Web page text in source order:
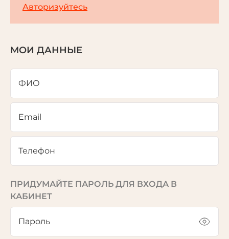
Авторизуйтесь
МОИ ДАННЫЕ
ФИО
Email
Телефон
ПРИДУМАЙТЕ ПАРОЛЬ ДЛЯ ВХОДА В
КАБИНЕТ
Пароль